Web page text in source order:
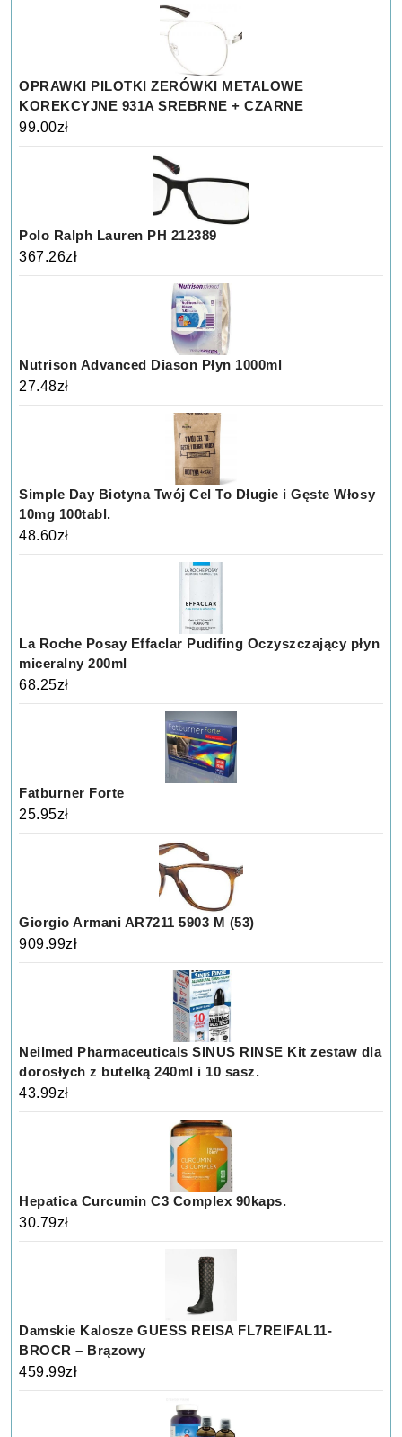
OPRAWKI PILOTKI ZERÓWKI METALOWE
KOREKCYJNE 931A SREBRNE + CZARNE
99.00zł
Polo Ralph Lauren PH 212389
367.26zł
Nutrison Advanced Diason Płyn 1000ml
27.48zł
Simple Day Biotyna Twój Cel To Długie i Gęste Włosy
10mg 100tabl.
48.60zł
La Roche Posay Effaclar Pudifing Oczyszczający płyn
miceralny 200ml
68.25zł
Fatburner Forte
25.95zł
Giorgio Armani AR7211 5903 M (53)
909.99zł
Neilmed Pharmaceuticals SINUS RINSE Kit zestaw dla
dorosłych z butelką 240ml i 10 sasz.
43.99zł
Hepatica Curcumin C3 Complex 90kaps.
30.79zł
Damskie Kalosze GUESS REISA FL7REIFAL11-
BROCR – Brązowy
459.99zł